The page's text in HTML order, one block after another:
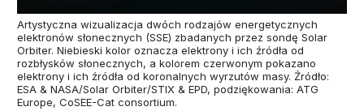
Artystyczna wizualizacja dwóch rodzajów energetycznych
elektronów słonecznych (SSE) zbadanych przez sondę Solar
Orbiter. Niebieski kolor oznacza elektrony i ich źródła od
rozbłysków słonecznych, a kolorem czerwonym pokazano
elektrony i ich źródła od koronalnych wyrzutów masy. Źródło:
ESA & NASA/Solar Orbiter/STIX & EPD, podziękowania: ATG
Europe, CoSEE-Cat consortium.